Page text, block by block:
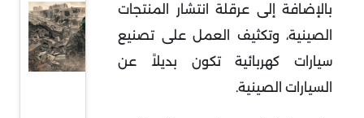
بالإضافة إلى عرقلة انتشار المنتجات
الصينية، وتكثيف العمل على تصنيع
سيارات كهربائية تكون بديلاً عن
السيارات الصينية.
حماس
وقطاع
غزة..